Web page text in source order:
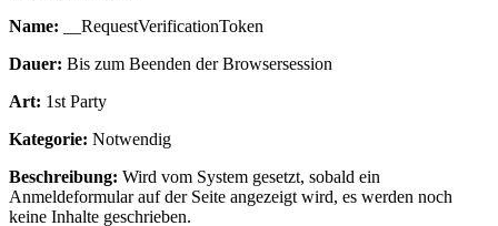
Name: __RequestVerificationToken
Dauer: Bis zum Beenden der Browsersession
Art: 1st Party
Kategorie: Notwendig
Beschreibung: Wird vom System gesetzt, sobald ein
Anmeldeformular auf der Seite angezeigt wird, es werden noch
keine Inhalte geschrieben.